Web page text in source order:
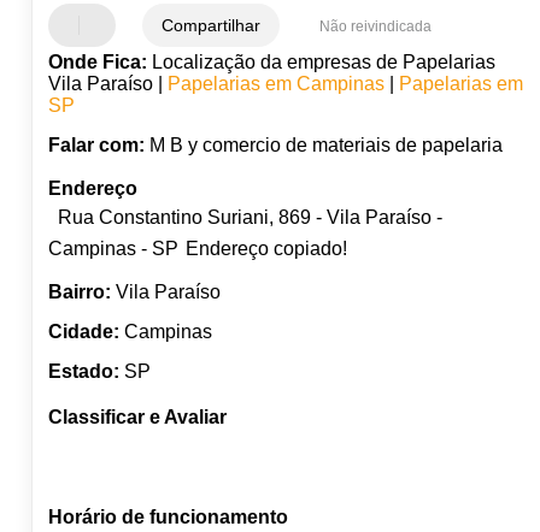
Compartilhar Não reivindicada
Onde Fica: Localização da empresas de Papelarias
Vila Paraíso |
Papelarias em Campinas|
Papelarias em
SP
Falar com: M B y comercio de materiais de papelaria
Endereço
Rua Constantino Suriani, 869 - Vila Paraíso -
Campinas - SP Endereço copiado!
Bairro: Vila Paraíso
Cidade: Campinas
Estado: SP
Classificar e Avaliar
Horário de funcionamento